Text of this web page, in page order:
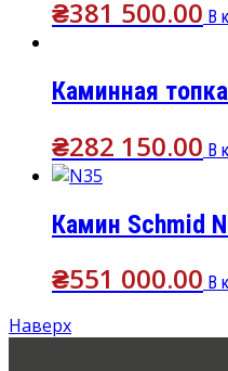
₴381 500.00 В
Каминная
₴282 150.00 В
Камин Schmid
₴551 000.00 В
Наверх